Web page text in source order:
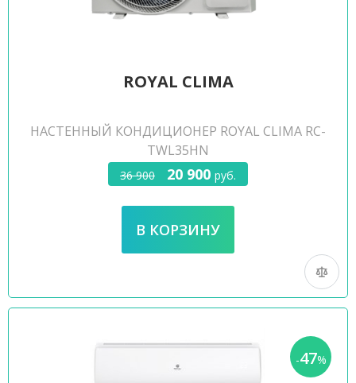
ROYAL CLIMA
НАСТЕННЫЙ КОНДИЦИОНЕР ROYAL CLIMA RC-
TWL35HN
36 900 20 900 руб.
-47%